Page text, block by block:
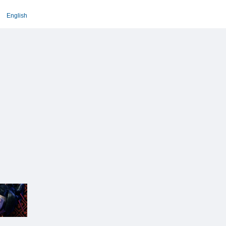
English